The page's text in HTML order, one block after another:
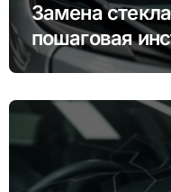
Замена
пошаговая
руками